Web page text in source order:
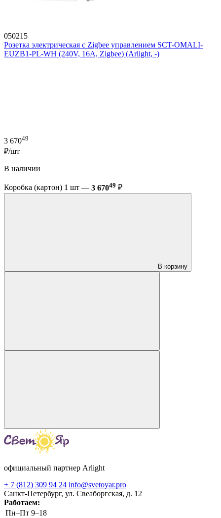
050215
Розетка электрическая с Zigbee управлением SCT-OMALI-
EUZB1-PL-WH (240V, 16A, Zigbee) (Arlight, -)
3 67049
₽/шт
В наличии
Коробка (картон) 1 шт — 3 67049 ₽
В корзину
официальный партнер Arlight
+ 7 (812) 309 94 24 info@svetoyar.pro
Санкт-Петербург, ул. Свеаборгская, д. 12
Работаем:
Пн–Пт 9–18